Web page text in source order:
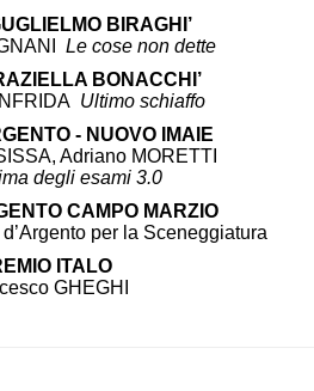
BIRAGHI’
Le cose non dette
BONACCHI’
Ultimo schiaffo
- NUOVO IMAIE
Adriano MORETTI
degli esami 3.0
CAMPO MARZIO
per la Sceneggiatura
ITALO
GHEGHI